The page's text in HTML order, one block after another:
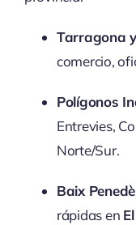
Tarragona
comercio,
Polígonos
Entrevies,
Norte/Sur.
Baix
rápidas en